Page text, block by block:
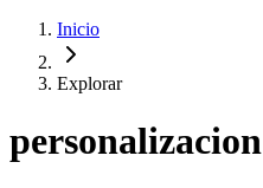
Inicio
Explorar
personalizacion